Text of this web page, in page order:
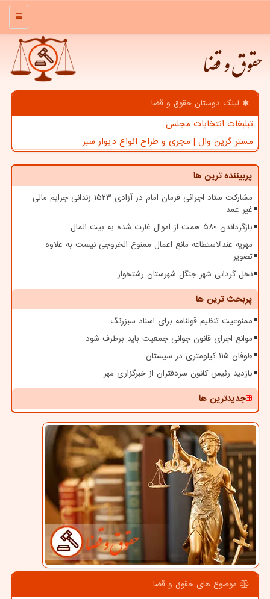
منو
حقوق و قضا
لینک دوستان حقوق و قضا
تبلیغات انتخابات مجلس
مستر گرین وال | مجری و طراح انواع دیوار سبز
پربیننده ترین ها
مشارکت ستاد اجرائی فرمان امام در آزادی ۱۵۲۳ زندانی جرایم مالی
غیر عمد
بازگرداندن ۵۸۰ همت از اموال غارت شده به بیت المال
مهریه عندالاستطاعه مانع اعمال ممنوع الخروجی نیست به علاوه
تصویر
نخل گردانی شهر جنگل شهرستان رشتخوار
پربحث ترین ها
ممنوعیت تنظیم قولنامه برای اسناد سبزرنگ
موانع اجرای قانون جوانی جمعیت باید برطرف شود
طوفان ۱۱۵ کیلومتری در سیستان
بازدید رئیس کانون سردفتران از خبرگزاری مهر
جدیدترین ها
موضوع های حقوق و قضا